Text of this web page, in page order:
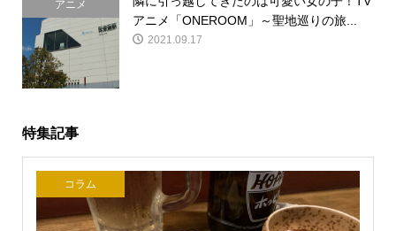
アニメ
アニメ「ONEROOM」～聖地巡りの旅...
2021.09.17
特集記事
コラム